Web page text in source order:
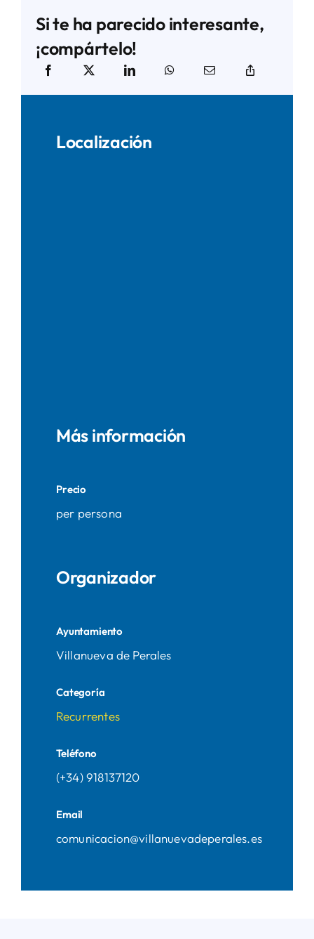
Si te ha parecido interesante,
¡compártelo!
Localización
Más información
Precio
per persona
Organizador
Ayuntamiento
Villanueva de Perales
Categoría
Recurrentes
Teléfono
(+34) 918137120
Email
comunicacion@villanuevadeperales.es